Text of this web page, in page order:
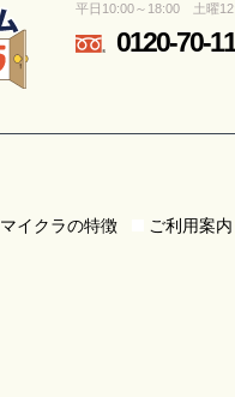
平日10:00～18:00 土曜
0120-70-
マイクラの特徴 ご利用案内